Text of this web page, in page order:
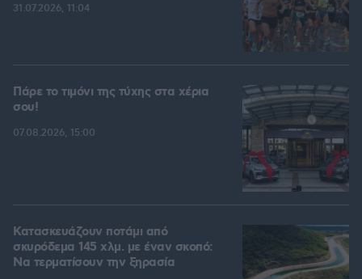
31.07.2026, 11:04
Πάρε το τιμόνι της τύχης στα χέρια
σου!
07.08.2026, 15:00
Κατασκευάζουν ποτάμι από
σκυρόδεμα 145 χλμ. με έναν σκοπό:
Να τερματίσουν την ξηρασία